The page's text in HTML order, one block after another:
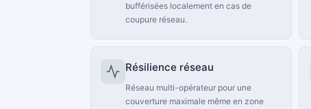
bufférisées localement en cas de
coupure réseau.
Résilience réseau
Réseau multi-opérateur pour une
couverture maximale même en zone